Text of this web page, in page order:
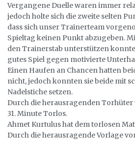
Vergangene Duelle waren immer
jedoch holte sich die zweite selten
dass sich unser Trainerteam
Spieltag keinen Punkt abzugeben.
den Trainerstab unterstützen
gutes Spiel gegen motivierte
Einen Haufen an Chancen hatten
nicht, jedoch konnten sie beide mit
Nadelstiche setzen.
Durch die herausragenden Torhüter
31. Minute Torlos.
Ahmet Kurtulus hat dem torlosen
Durch die herausragende Vorlage